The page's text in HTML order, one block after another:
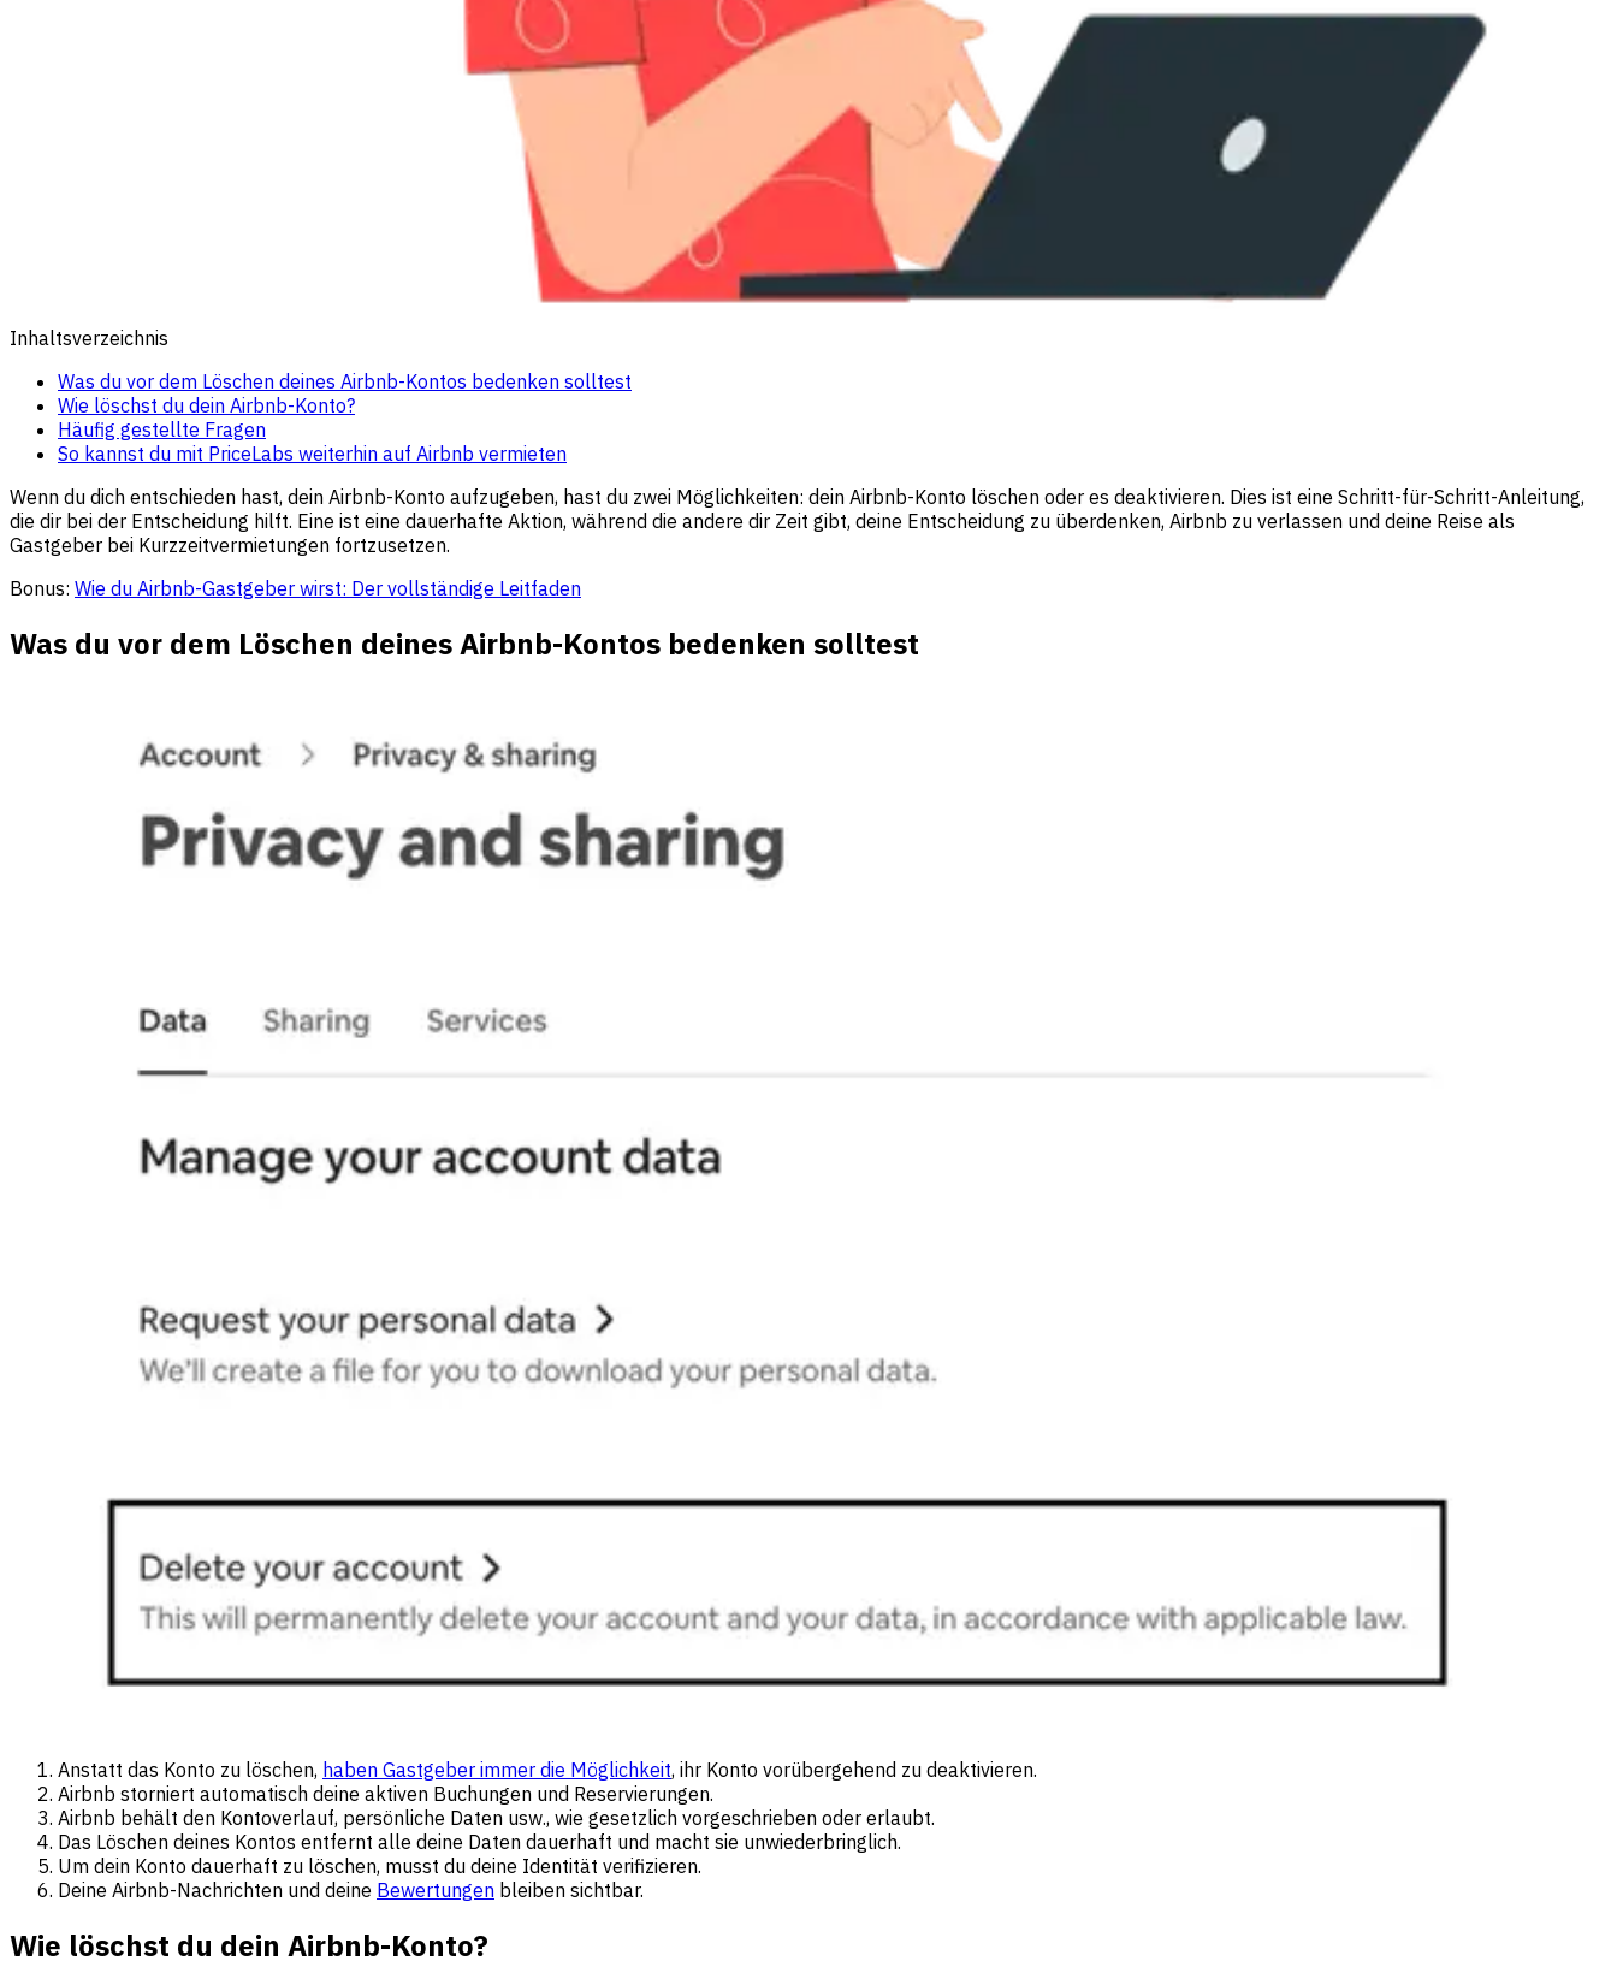
Inhaltsverzeichnis
Was du vor dem Löschen deines Airbnb-Kontos bedenken solltest
Wie löschst du dein Airbnb-Konto?
Häufig gestellte Fragen
So kannst du mit PriceLabs weiterhin auf Airbnb vermieten
Wenn du dich entschieden hast, dein Airbnb-Konto aufzugeben, hast du zwei Möglichkeiten: dein Airbnb-Konto löschen oder es deaktivieren. Dies ist eine Schritt-für-Schritt-Anleitung,
die dir bei der Entscheidung hilft. Eine ist eine dauerhafte Aktion, während die andere dir Zeit gibt, deine Entscheidung zu überdenken, Airbnb zu verlassen und deine Reise als
Gastgeber bei Kurzzeitvermietungen fortzusetzen.
Bonus: Wie du Airbnb-Gastgeber wirst: Der vollständige Leitfaden
Was du vor dem Löschen deines Airbnb-Kontos bedenken solltest
Anstatt das Konto zu löschen, haben Gastgeber immer die Möglichkeit, ihr Konto vorübergehend zu deaktivieren.
Airbnb storniert automatisch deine aktiven Buchungen und Reservierungen.
Airbnb behält den Kontoverlauf, persönliche Daten usw., wie gesetzlich vorgeschrieben oder erlaubt.
Das Löschen deines Kontos entfernt alle deine Daten dauerhaft und macht sie unwiederbringlich.
Um dein Konto dauerhaft zu löschen, musst du deine Identität verifizieren.
Deine Airbnb-Nachrichten und deine Bewertungen bleiben sichtbar.
Wie löschst du dein Airbnb-Konto?